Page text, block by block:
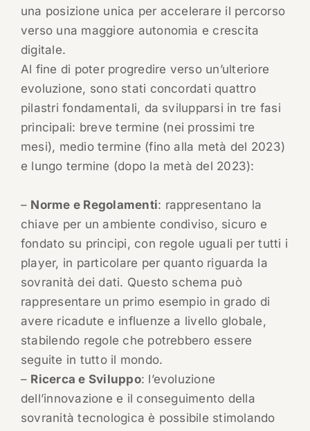
una posizione unica per accelerare il percorso
verso una maggiore autonomia e crescita
digitale.
Al fine di poter progredire verso un’ulteriore
evoluzione, sono stati concordati quattro
pilastri fondamentali, da svilupparsi in tre fasi
principali: breve termine (nei prossimi tre
mesi), medio termine (fino alla metà del 2023)
e lungo termine (dopo la metà del 2023):
– Norme e Regolamenti: rappresentano la
chiave per un ambiente condiviso, sicuro e
fondato su principi, con regole uguali per tutti i
player, in particolare per quanto riguarda la
sovranità dei dati. Questo schema può
rappresentare un primo esempio in grado di
avere ricadute e influenze a livello globale,
stabilendo regole che potrebbero essere
seguite in tutto il mondo.
– Ricerca e Sviluppo: l’evoluzione
dell’innovazione e il conseguimento della
sovranità tecnologica è possibile stimolando